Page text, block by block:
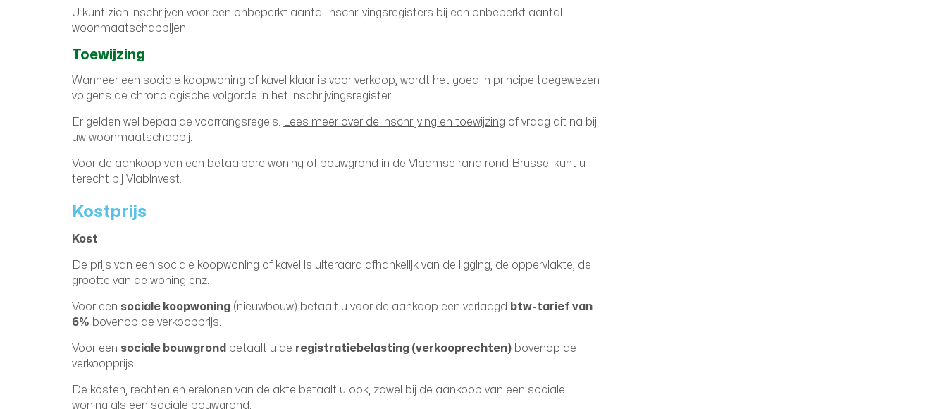
U kunt zich inschrijven voor een onbeperkt aantal inschrijvingsregisters bij een onbeperkt aantal
woonmaatschappijen.
Toewijzing
Wanneer een sociale koopwoning of kavel klaar is voor verkoop, wordt het goed in principe toegewezen
volgens de chronologische volgorde in het inschrijvingsregister.
Er gelden wel bepaalde voorrangsregels. Lees meer over de inschrijving en toewijzing of vraag dit na bij
uw woonmaatschappij.
Voor de aankoop van een betaalbare woning of bouwgrond in de Vlaamse rand rond Brussel kunt u
terecht bij Vlabinvest.
Kostprijs
Kost
De prijs van een sociale koopwoning of kavel is uiteraard afhankelijk van de ligging, de oppervlakte, de
grootte van de woning enz.
Voor een sociale koopwoning (nieuwbouw) betaalt u voor de aankoop een verlaagd btw-tarief van
6% bovenop de verkoopprijs.
Voor een sociale bouwgrond betaalt u de registratiebelasting (verkooprechten) bovenop de
verkoopprijs.
De kosten, rechten en erelonen van de akte betaalt u ook, zowel bij de aankoop van een sociale
woning als een sociale bouwgrond.